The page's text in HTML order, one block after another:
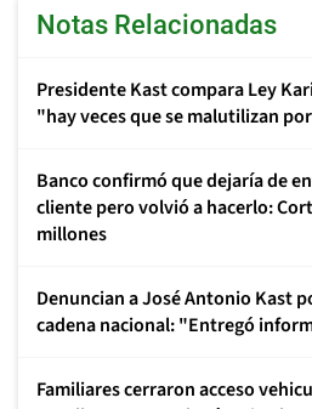
Notas Relacionadas
Presidente Kast compara Ley
"hay veces que se malutilizan
Banco confirmó que dejaría de
cliente pero volvió a hacerlo:
millones
Denuncian a José Antonio Kast
cadena nacional: "Entregó
Familiares cerraron acceso